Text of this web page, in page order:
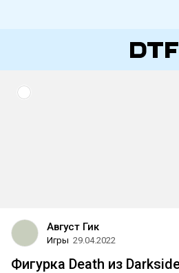
Август Гик
Игры 29.04.2022
Фигурка Death из